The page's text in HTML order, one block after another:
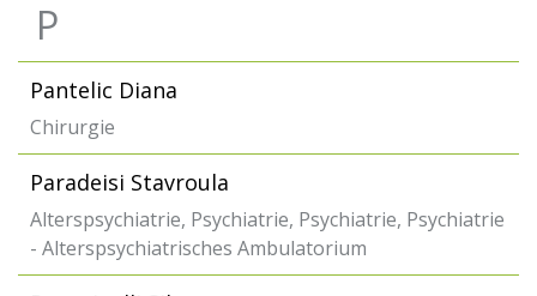
P
Pantelic Diana
Chirurgie
Paradeisi Stavroula
Alterspsychiatrie, Psychiatrie, Psychiatrie, Psychiatrie
- Alterspsychiatrisches Ambulatorium